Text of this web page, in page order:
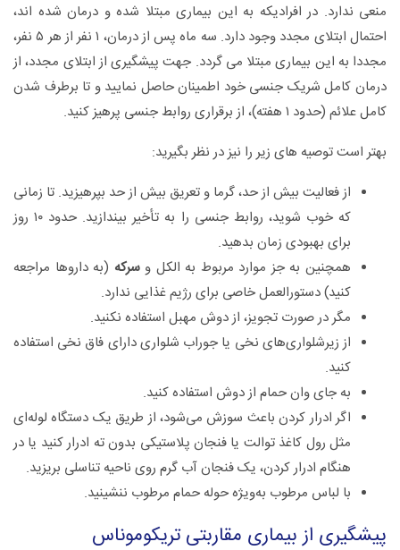
منعی ندارد. در افرادیکه به این بیماری مبتلا شده و درمان شده اند،
احتمال ابتلای مجدد وجود دارد. سه ماه پس از درمان، ۱ نفر از هر ۵ نفر،
مجددا به این بیماری مبتلا می گردد. جهت پیشگیری از ابتلای مجدد، از
درمان کامل شریک جنسی خود اطمینان حاصل نمایید و تا برطرف شدن
کامل علائم (حدود ۱ هفته)، از برقراری روابط جنسی پرهیز کنید.
بهتر است توصیه های زیر را نیز در نظر بگیرید:
از فعالیت‌ بیش‌ از حد، گرما و تعریق‌ بیش‌ از حد بپرهیزید. تا زمانی‌
که‌ خوب‌ شوید، روابط‌ جنسی‌ را به‌ تأخیر بیندازید. حدود ۱۰ روز
برای‌ بهبودی‌ زمان‌ بدهید.
همچنین به‌ جز موارد مربوط‌ به‌ الکل‌ وسرکه‌ (به‌ داروها مراجعه‌
کنید) دستورالعمل‌ خاصی‌ برای‌ رژیم‌ غذایی‌ ندارد.
مگر در صورت‌ تجویز، از دوش‌ مهبل‌ استفاده‌ نکنید.
از زیرشلواری‌های‌ نخی‌ یا جوراب‌ شلواری‌ دارای‌ فاق‌ نخی‌ استفاده‌
کنید.
به‌ جای‌ وان‌ حمام‌ از دوش‌ استفاده‌ کنید.
اگر ادرار کردن‌ باعث‌ سوزش‌ می‌شود، از طریق‌ یک‌ دستگاه‌ لوله‌ای‌
مثل‌ رول‌ کاغذ توالت‌ یا فنجان‌ پلاستیکی‌ بدون‌ ته‌ ادرار کنید یا در
هنگام‌ ادرار کردن‌، یک‌ فنجان‌ آب‌ گرم‌ روی‌ ناحیه‌ تناسلی‌ بریزید.
با لباس‌ مرطوب‌ به‌ویژه‌ حوله‌ حمام‌ مرطوب‌ ننشینید.
پیشگیری‌ از بیماری مقاربتی تریکوموناس